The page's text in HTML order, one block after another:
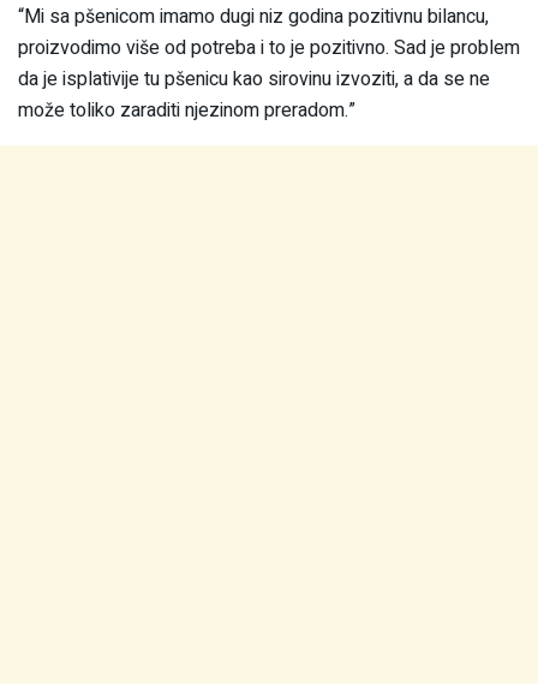
“Mi sa pšenicom imamo dugi niz godina pozitivnu bilancu,
proizvodimo više od potreba i to je pozitivno. Sad je problem
da je isplativije tu pšenicu kao sirovinu izvoziti, a da se ne
može toliko zaraditi njezinom preradom.”